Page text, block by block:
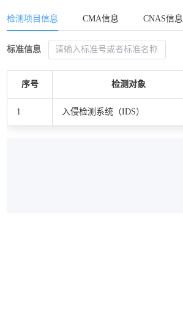
检测项目信息 CMA信息 CNAS信息
标准信息
序号 检测对象
1 入侵检测系统（IDS）